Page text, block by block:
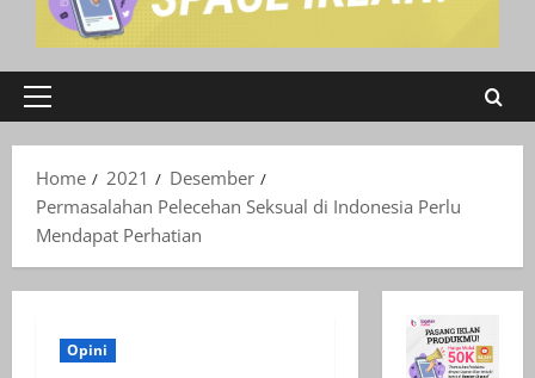
Primary
Home
2021
Desember
Permasalahan Pelecehan Seksual di Indonesia Perlu
Mendapat Perhatian
Opini